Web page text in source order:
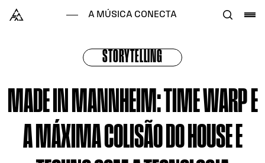
Alataj
A MÚSICA CONECTA
STORYTELLING
MADE IN MANNHEIM: TIME WARP E
A MÁXIMA COLISÃO DO HOUSE E